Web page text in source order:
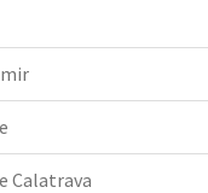
Calatrava